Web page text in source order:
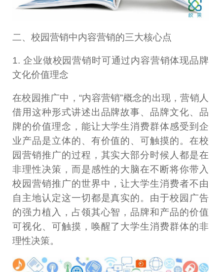
二、校园营销中内容营销的三大核心点
1. 企业做校园营销时可通过内容营销体现品牌
文化价值理念
在校园推广中，“内容营销”概念的出现，营销人
借用这种形式讲述出品牌故事、品牌文化、品
牌的价值理念，能让大学生消费群体感受到企
业产品是立体的、有价值的、可触摸的。在校
园营销推广的过程，其实大部分时候人都是在
非理性决策，而是感性的大脑在不断将你带入
校园营销推广的世界中，让大学生消费者不由
自主地认定这一切都是真实的。由于校园广告
的强力植入，占领其心智，品牌和产品的价值
可视化、可触摸，唤醒了大学生消费群体的非
理性决策。